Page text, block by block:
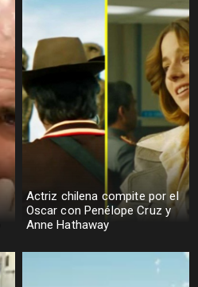
Actriz chilena compite por el
Oscar con Penélope Cruz y
Anne Hathaway